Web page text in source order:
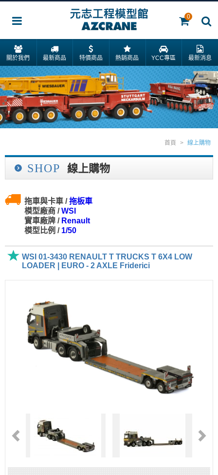
0
關於我們 最新商品 特價商品 熱銷商品 YCC專區 最新消息
SHOP 線上購物
首頁 > 線上購物
拖車與卡車 /拖板車
模型廠商 /WSI
實車廠牌 / Renault
模型比例 / 1/50
WSI 01-3430 RENAULT T TRUCKS T 6X4 LOW
LOADER | EURO - 2 AXLE Friderici